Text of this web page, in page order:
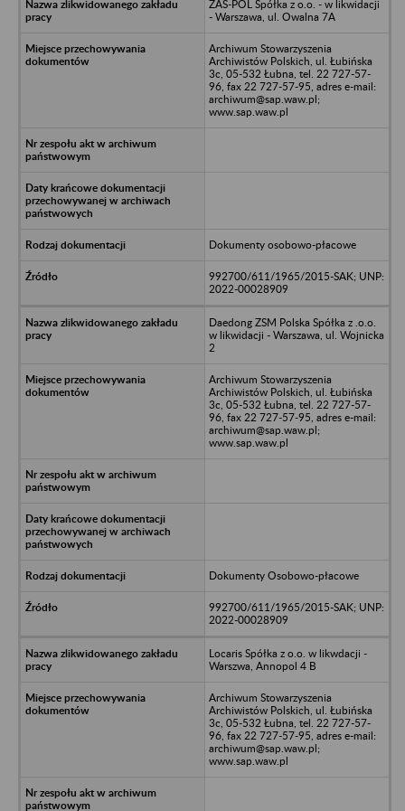
ZAS-POL Spółka z o.o. - w likwidacji
- Warszawa, ul. Owalna 7A
Archiwum Stowarzyszenia
Archiwistów Polskich, ul. Łubińska
3c, 05-532 Łubna, tel. 22 727-57-
96, fax 22 727-57-95, adres e-mail:
archiwum@sap.waw.pl;
www.sap.waw.pl
Dokumenty osobowo-płacowe
992700/611/1965/2015-SAK; UNP:
2022-00028909
Daedong ZSM Polska Spółka z .o.o.
w likwidacji - Warszawa, ul. Wojnicka
2
Archiwum Stowarzyszenia
Archiwistów Polskich, ul. Łubińska
3c, 05-532 Łubna, tel. 22 727-57-
96, fax 22 727-57-95, adres e-mail:
archiwum@sap.waw.pl;
www.sap.waw.pl
Dokumenty Osobowo-płacowe
992700/611/1965/2015-SAK; UNP:
2022-00028909
Locaris Spółka z o.o. w likwdacji -
Warszwa, Annopol 4 B
Archiwum Stowarzyszenia
Archiwistów Polskich, ul. Łubińska
3c, 05-532 Łubna, tel. 22 727-57-
96, fax 22 727-57-95, adres e-mail:
archiwum@sap.waw.pl;
www.sap.waw.pl